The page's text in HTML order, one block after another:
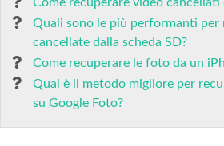
Quali sono le più performanti per
cancellate dalla scheda SD?
Come recuperare le foto da un
Qual è il metodo migliore per
su Google Foto?